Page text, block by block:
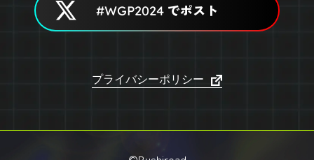
#WGP2024 でポスト
プライバシーポリシー